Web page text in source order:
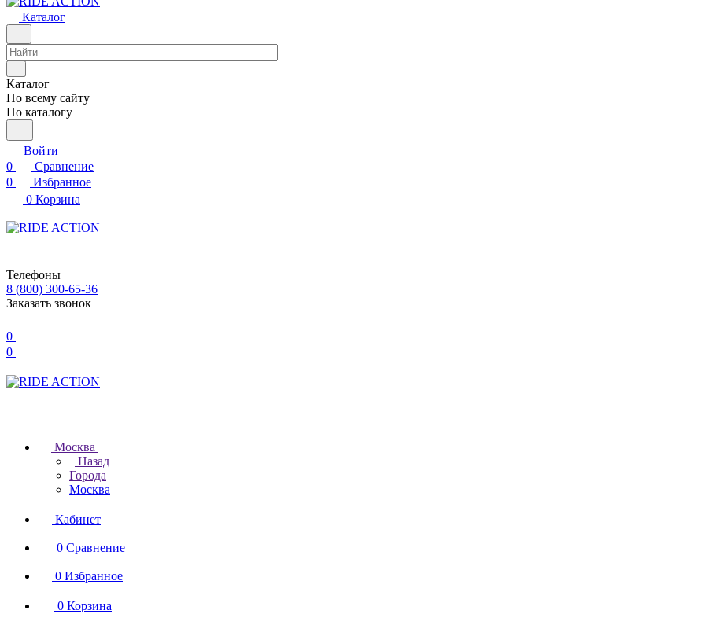
Каталог
Каталог
По всему сайту
По каталогу
Войти
0
Сравнение
0
Избранное
0 Корзина
Телефоны
8 (800) 300-65-36
Заказать звонок
0
0
Москва
Назад
Города
Москва
Кабинет
0 Сравнение
0 Избранное
0 Корзина